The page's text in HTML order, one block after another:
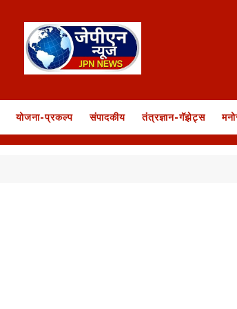
योजना-प्रकल्प संपादकीय तंत्रज्ञान-गॅझेट्स